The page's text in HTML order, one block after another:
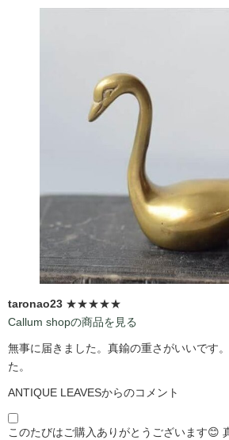
taronao23 ★★★★★
Callum shopの商品を見る
無事に届きました。真鍮の重さがいいです
た。
ANTIQUE LEAVESからのコメント
このたびはご購入ありがとうございます😊